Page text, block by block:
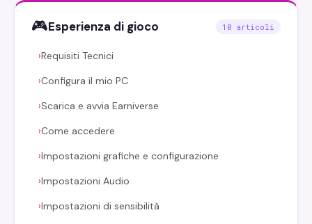
🎮Esperienza di gioco 10 articoli
›Requisiti Tecnici
›Configura il mio PC
›Scarica e avvia Earniverse
›Come accedere
›Impostazioni grafiche e configurazione
›Impostazioni Audio
›Impostazioni di sensibilità